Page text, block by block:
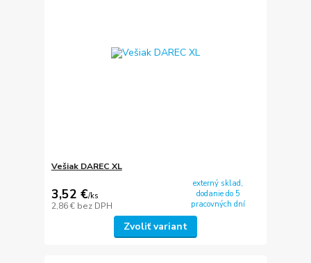
Vešiak DAREC XL
3,52 €/ks
2,86 € bez DPH
externý sklad,
dodanie do 5
pracovných dní
Zvoliť variant